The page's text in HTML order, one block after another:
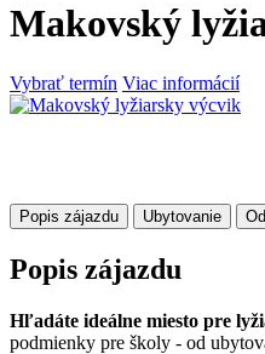
Makovský
Vybrať termín Viac informácií
Popis zájazdu Ubytovanie
Popis zájazdu
Hľadáte ideálne miesto pre
podmienky pre školy - od